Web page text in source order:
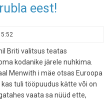
eest!
Briti valitsus teatas
kodanike järele nuhkima.
Menwith i mäe otsas Euroopa
tuli tööpuudus kätte või on
vaata sa nüüd ette,